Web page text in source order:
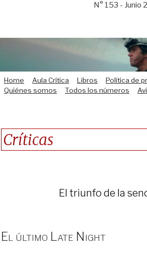
N° 153 - Junio
Home Aula Crítica Libros
Política de
Quiénes somos
Todos los números
Críticas
El triunfo de la
El último Late Night